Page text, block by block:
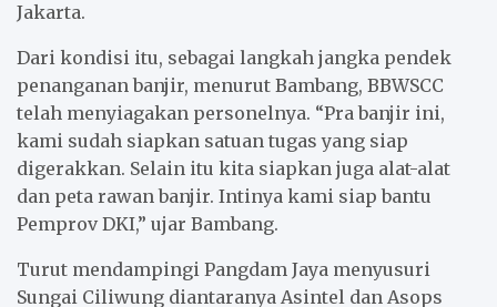
Jakarta.
Dari kondisi itu, sebagai langkah jangka pendek
penanganan banjir, menurut Bambang, BBWSCC
telah menyiagakan personelnya. “Pra banjir ini,
kami sudah siapkan satuan tugas yang siap
digerakkan. Selain itu kita siapkan juga alat-alat
dan peta rawan banjir. Intinya kami siap bantu
Pemprov DKI,” ujar Bambang.
Turut mendampingi Pangdam Jaya menyusuri
Sungai Ciliwung diantaranya Asintel dan Asops